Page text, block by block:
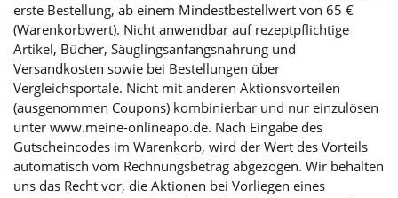
erste Bestellung, ab einem Mindestbestellwert von 65 €
(Warenkorbwert). Nicht anwendbar auf rezeptpflichtige
Artikel, Bücher, Säuglingsanfangsnahrung und
Versandkosten sowie bei Bestellungen über
Vergleichsportale. Nicht mit anderen Aktionsvorteilen
(ausgenommen Coupons) kombinierbar und nur einzulösen
unter www.meine-onlineapo.de. Nach Eingabe des
Gutscheincodes im Warenkorb, wird der Wert des Vorteils
automatisch vom Rechnungsbetrag abgezogen. Wir behalten
uns das Recht vor, die Aktionen bei Vorliegen eines